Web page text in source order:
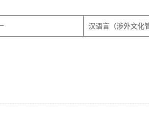
汉语言（涉外文化